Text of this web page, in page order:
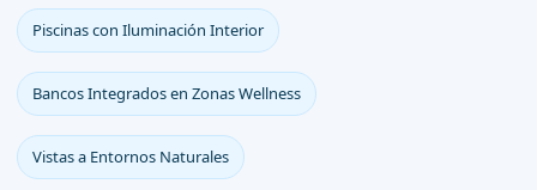
Piscinas con Iluminación Interior
Bancos Integrados en Zonas Wellness
Vistas a Entornos Naturales